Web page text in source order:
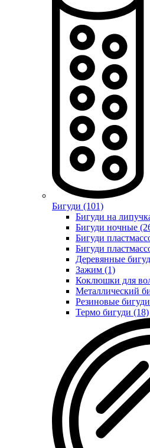
Бигуди (101)
Бигуди на
Бигуди ночные
Бигуди
Бигуди
Деревянные
Зажим (1)
Коклюшки для
Металлический
Резиновые
Термо бигуди (18)